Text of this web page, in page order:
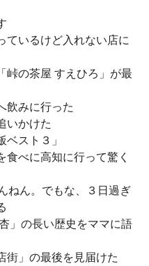
ているけど入れない店に
の茶屋 すえひろ」が最
飲みに行った
いかけた
スト３」
食べに高知に行って驚く
ん。でもな、３日過ぎ
」の長い歴史をママに語
街」の最後を見届けた